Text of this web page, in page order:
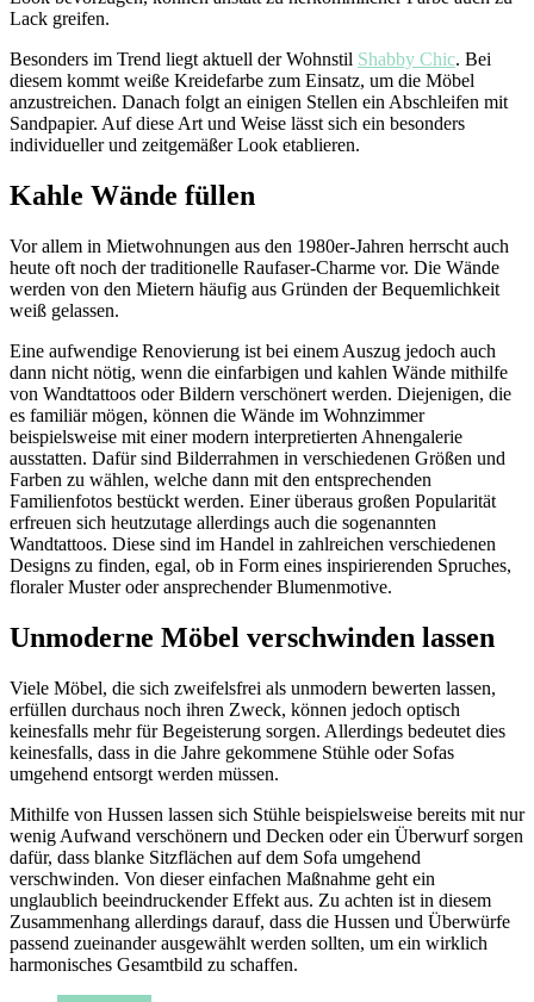
Lack greifen.
Besonders im Trend liegt aktuell der Wohnstil Shabby Chic. Bei
diesem kommt weiße Kreidefarbe zum Einsatz, um die Möbel
anzustreichen. Danach folgt an einigen Stellen ein Abschleifen mit
Sandpapier. Auf diese Art und Weise lässt sich ein besonders
individueller und zeitgemäßer Look etablieren.
Kahle Wände füllen
Vor allem in Mietwohnungen aus den 1980er-Jahren herrscht auch
heute oft noch der traditionelle Raufaser-Charme vor. Die Wände
werden von den Mietern häufig aus Gründen der Bequemlichkeit
weiß gelassen.
Eine aufwendige Renovierung ist bei einem Auszug jedoch auch
dann nicht nötig, wenn die einfarbigen und kahlen Wände mithilfe
von Wandtattoos oder Bildern verschönert werden. Diejenigen, die
es familiär mögen, können die Wände im Wohnzimmer
beispielsweise mit einer modern interpretierten Ahnengalerie
ausstatten. Dafür sind Bilderrahmen in verschiedenen Größen und
Farben zu wählen, welche dann mit den entsprechenden
Familienfotos bestückt werden. Einer überaus großen Popularität
erfreuen sich heutzutage allerdings auch die sogenannten
Wandtattoos. Diese sind im Handel in zahlreichen verschiedenen
Designs zu finden, egal, ob in Form eines inspirierenden Spruches,
floraler Muster oder ansprechender Blumenmotive.
Unmoderne Möbel verschwinden lassen
Viele Möbel, die sich zweifelsfrei als unmodern bewerten lassen,
erfüllen durchaus noch ihren Zweck, können jedoch optisch
keinesfalls mehr für Begeisterung sorgen. Allerdings bedeutet dies
keinesfalls, dass in die Jahre gekommene Stühle oder Sofas
umgehend entsorgt werden müssen.
Mithilfe von Hussen lassen sich Stühle beispielsweise bereits mit nur
wenig Aufwand verschönern und Decken oder ein Überwurf sorgen
dafür, dass blanke Sitzflächen auf dem Sofa umgehend
verschwinden. Von dieser einfachen Maßnahme geht ein
unglaublich beeindruckender Effekt aus. Zu achten ist in diesem
Zusammenhang allerdings darauf, dass die Hussen und Überwürfe
passend zueinander ausgewählt werden sollten, um ein wirklich
harmonisches Gesamtbild zu schaffen.